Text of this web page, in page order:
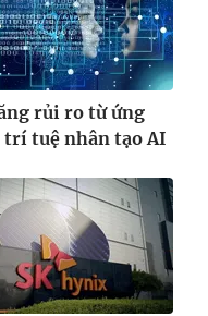
rủi ro từ ứng
trí tuệ nhân tạo AI